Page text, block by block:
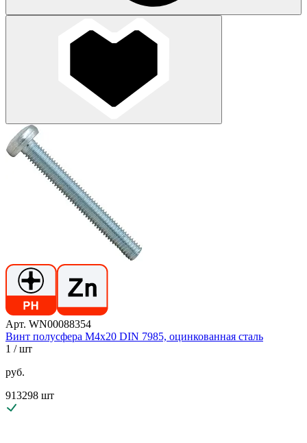
Арт. WN00088354
Винт полусфера М4х20 DIN 7985, оцинкованная сталь
1 / шт
руб.
913298 шт